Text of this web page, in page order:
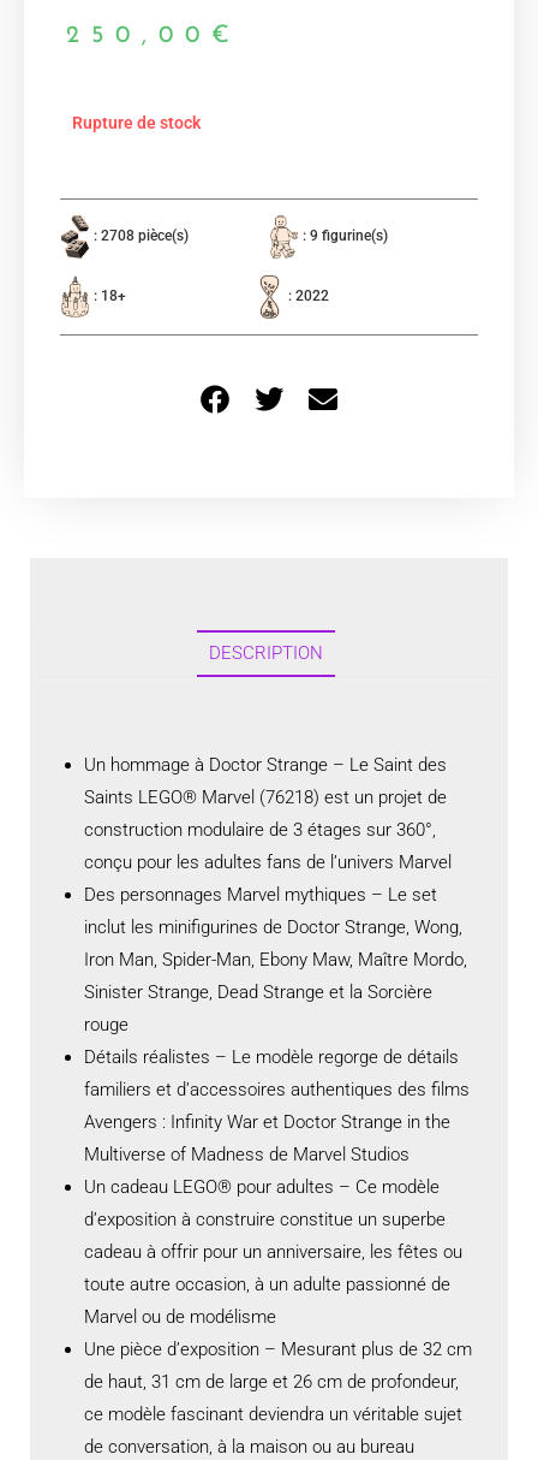
250,00 €
Rupture de stock
: 2708 pièce(s) : 9 figurine(s)
: 18+ : 2022
DESCRIPTION
Un hommage à Doctor Strange – Le Saint des
Saints LEGO® Marvel (76218) est un projet de
construction modulaire de 3 étages sur 360°,
conçu pour les adultes fans de l’univers Marvel
Des personnages Marvel mythiques – Le set
inclut les minifigurines de Doctor Strange, Wong,
Iron Man, Spider-Man, Ebony Maw, Maître Mordo,
Sinister Strange, Dead Strange et la Sorcière
rouge
Détails réalistes – Le modèle regorge de détails
familiers et d’accessoires authentiques des films
Avengers : Infinity War et Doctor Strange in the
Multiverse of Madness de Marvel Studios
Un cadeau LEGO® pour adultes – Ce modèle
d’exposition à construire constitue un superbe
cadeau à offrir pour un anniversaire, les fêtes ou
toute autre occasion, à un adulte passionné de
Marvel ou de modélisme
Une pièce d’exposition – Mesurant plus de 32 cm
de haut, 31 cm de large et 26 cm de profondeur,
ce modèle fascinant deviendra un véritable sujet
de conversation, à la maison ou au bureau